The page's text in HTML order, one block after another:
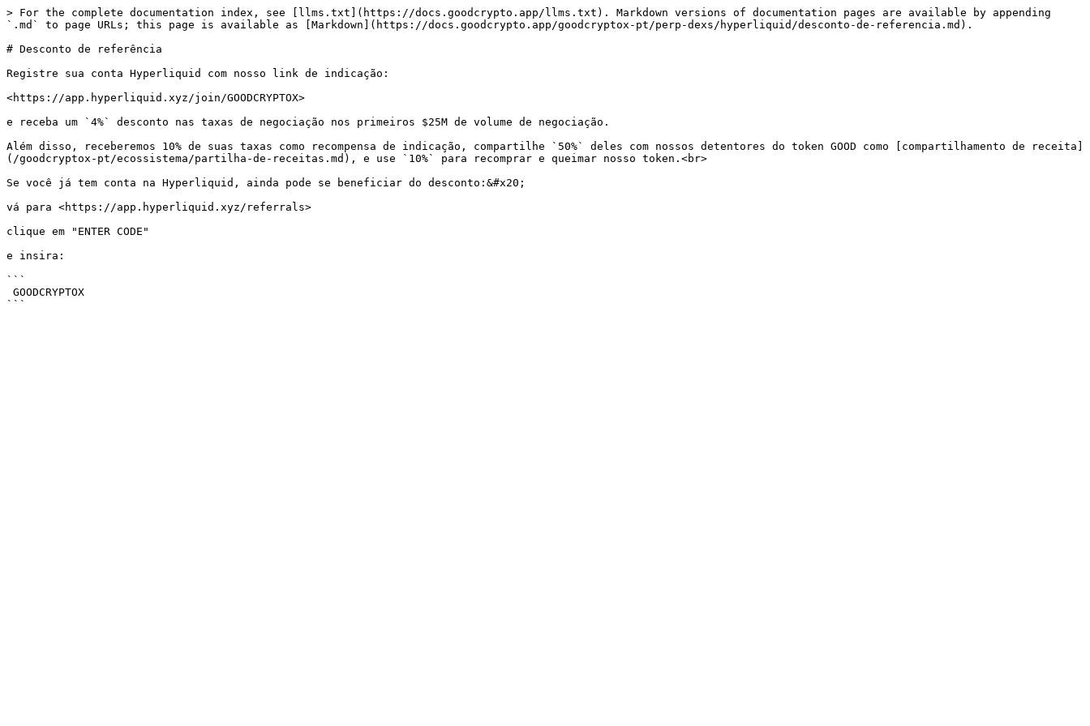
> For the complete documentation index, see [llms.txt](https://docs.goodcrypto.app/llms.txt). Markdown versions of documentation pages are available by appending
`.md` to page URLs; this page is available as [Markdown](https://docs.goodcrypto.app/goodcryptox-pt/perp-dexs/hyperliquid/desconto-de-referencia.md).
# Desconto de referência
Registre sua conta Hyperliquid com nosso link de indicação:
<https://app.hyperliquid.xyz/join/GOODCRYPTOX>
e receba um `4%` desconto nas taxas de negociação nos primeiros $25M de volume de negociação.
Além disso, receberemos 10% de suas taxas como recompensa de indicação, compartilhe `50%` deles com nossos detentores do token GOOD como [compartilhamento de receita]
(/goodcryptox-pt/ecossistema/partilha-de-receitas.md), e use `10%` para recomprar e queimar nosso token.<br>
Se você já tem conta na Hyperliquid, ainda pode se beneficiar do desconto:&#x20;
vá para <https://app.hyperliquid.xyz/referrals>
clique em "ENTER CODE"
e insira:
```